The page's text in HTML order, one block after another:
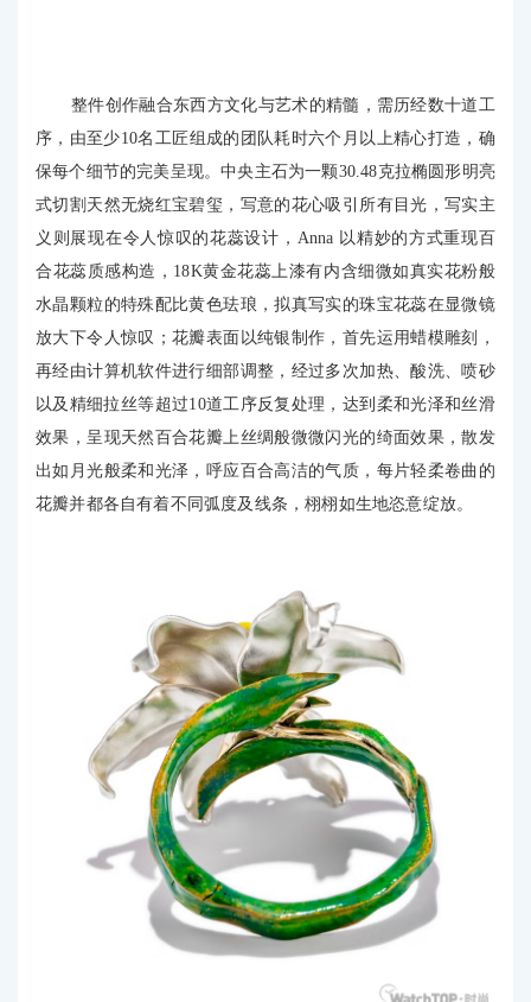
整件创作融合东西方文化与艺术的精髓，需历经数十道工
序，由至少10名工匠组成的团队耗时六个月以上精心打造，确
保每个细节的完美呈现。中央主石为一颗30.48克拉椭圆形明亮
式切割天然无烧红宝碧玺，写意的花心吸引所有目光，写实主
义则展现在令人惊叹的花蕊设计，Anna 以精妙的方式重现百
合花蕊质感构造，18K黄金花蕊上漆有内含细微如真实花粉般
水晶颗粒的特殊配比黄色珐琅，拟真写实的珠宝花蕊在显微镜
放大下令人惊叹；花瓣表面以纯银制作，首先运用蜡模雕刻，
再经由计算机软件进行细部调整，经过多次加热、酸洗、喷砂
以及精细拉丝等超过10道工序反复处理，达到柔和光泽和丝滑
效果，呈现天然百合花瓣上丝绸般微微闪光的绮面效果，散发
出如月光般柔和光泽，呼应百合高洁的气质，每片轻柔卷曲的
花瓣并都各自有着不同弧度及线条，栩栩如生地恣意绽放。